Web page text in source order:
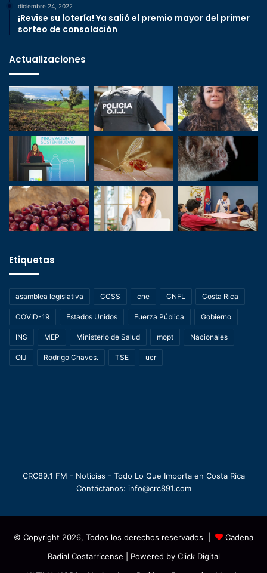
diciembre 24, 2022
¡Revise su lotería! Ya salió el premio mayor del primer
sorteo de consolación
Actualizaciones
Etiquetas
asamblea legislativa CCSS cne CNFL Costa Rica
COVID-19 Estados Unidos Fuerza Pública Gobierno
INS MEP Ministerio de Salud mopt Nacionales
OIJ Rodrigo Chaves. TSE ucr
CRC89.1 FM - Noticias - Todo Lo Que Importa en Costa Rica
Contáctanos: info@crc891.com
© Copyright 2026, Todos los derechos reservados |
Cadena
Radial Costarricense | Powered by Click Digital